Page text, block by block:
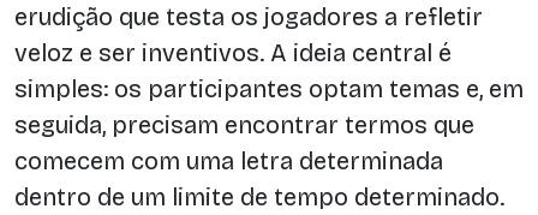
erudição que testa os jogadores a refletir
veloz e ser inventivos. A ideia central é
simples: os participantes optam temas e, em
seguida, precisam encontrar termos que
comecem com uma letra determinada
dentro de um limite de tempo determinado.